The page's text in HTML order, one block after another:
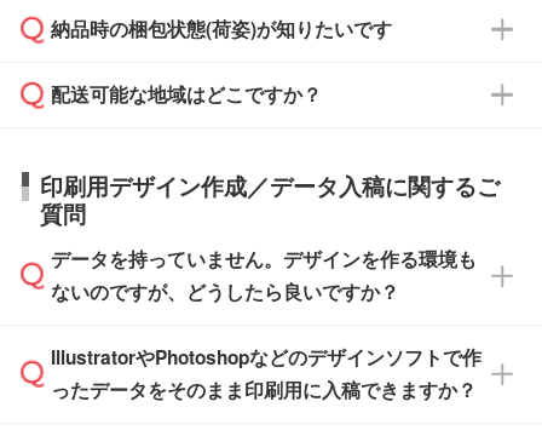
ご希望の際は担当スタッフまでお気軽にご相談
ください。
ご入金確認後、1～2営業日で出荷いたしま
タッフまでお問い合わせください。
ル」に注文予定日をご入力いただくと、おおよ
その締切日や出荷目安をご確認いただけます。
品が決まりましたらお早めのご発注をお願いい
たします。
い。
応が可能かご案内いたします。
す。>>対象商品はこちら
※最短出荷日は商品によって異なります。各商
品ページにてご確認ください
ご入金確認後に在庫を確保し、注文確定のご連
はできかねますので予めご了承ください。
納品時の梱包状態(荷姿)が知りたいです
商品によって異なります。各ページにある商品
す。(白箱、化粧箱、ブリスターパックなど)
【袋入り】 商品がひとつずつ袋に入っていま
す。(透明袋、デザイン袋など)
【個包装なし】 個包装がされていない状態で
※化粧箱から白箱への入れ替えや、オリジナル
箱の作成は原則承っておりません。
配送可能な地域はどこですか？
日本全国へお届けが可能です。なお、海外への
直接納品は行っておりませんので予めご了承く
ださい。
印刷用デザイン作成／データ入稿に関するご
質問
データを持っていません。デザインを作る環境も
ないのですが、どうしたら良いですか？
無料の「デザインシミュレーター」を使えば、
PCやスマホから簡単にデザインを作成できま
IllustratorやPhotoshopなどのデザインソフトで作
ったデータをそのまま印刷用に入稿できますか？